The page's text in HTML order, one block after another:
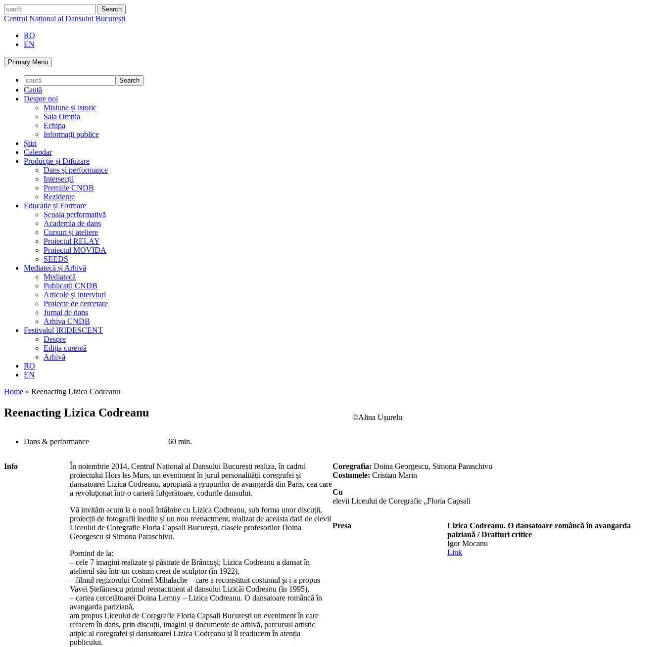
Skip
to
caută
Centrul Național al Dansului București
RO
EN
Primary Menu
Caută
Despre noi
Misiune și istoric
Sala Omnia
Echipa
Informații publice
Știri
Calendar
Producție și Difuzare
Dans și performance
Intersecții
Premiile CNDB
Rezidențe
Educație și Formare
Școala performativă
Academia de dans
Cursuri și ateliere
Proiectul RELAY
Proiectul MOVIDA
SEEDS
Mediatecă și Arhivă
Mediatecă
Publicații CNDB
Articole și interviuri
Proiecte de cercetare
Jurnal de dans
Arhiva CNDB
Festivalul IRIDESCENT
Despre
Ediția curentă
Arhivă
RO
EN
Home » Reenacting Lizica Codreanu
Reenacting Lizica Codreanu
Dans & performance 60 min.
©Alina Ușurelu
Info
În noiembrie 2014, Centrul Național al Dansului București realiza, în cadrul
proiectului Hors les Murs, un eveniment în jurul personalității coregrafei și
dansatoarei Lizica Codreanu, apropiată a grupurilor de avangardă din Paris, cea care
a revoluţionat într-o carieră fulgerătoare, codurile dansului.
Vă invităm acum la o nouă întâlnire cu Lizica Codreanu, sub forma unor discuții,
proiecții de fotografii inedite și un nou reenactment, realizat de aceasta dată de elevii
Liceului de Coregrafie Floria Capsali București, clasele profesorilor Doina
Georgescu și Simona Paraschivu.
Pornind de la:
– cele 7 imagini realizate și păstrate de Brâncuși; Lizica Codreanu a dansat în
atelierul său într-un costum creat de sculptor (în 1922),
– filmul regizorului Cornel Mihalache – care a reconstituit costumul și i-a propus
Vavei Ștefănescu primul reenactment al dansului Lizicăi Codreanu (în 1995),
– cartea cercetătoarei Doina Lemny – Lizica Codreanu. O dansatoare româncă în
avangarda pariziană,
am propus Liceului de Coregrafie Floria Capsali București un eveniment în care
refacem în dans, prin discuții, imagini și documente de arhivă, parcursul artistic
atipic al coregrafei și dansatoarei Lizica Codreanu și îl readucem în atenția
publicului.
Coregrafia: Doina Georgescu, Simona Paraschivu
Costumele: Cristian Marin
Cu
elevii Liceului de Coregrafie „Floria Capsali
Presa
Lizica Codreanu. O dansatoare româncă în avangarda
paiziană / Drafturi critice
Igor Mocanu
Link